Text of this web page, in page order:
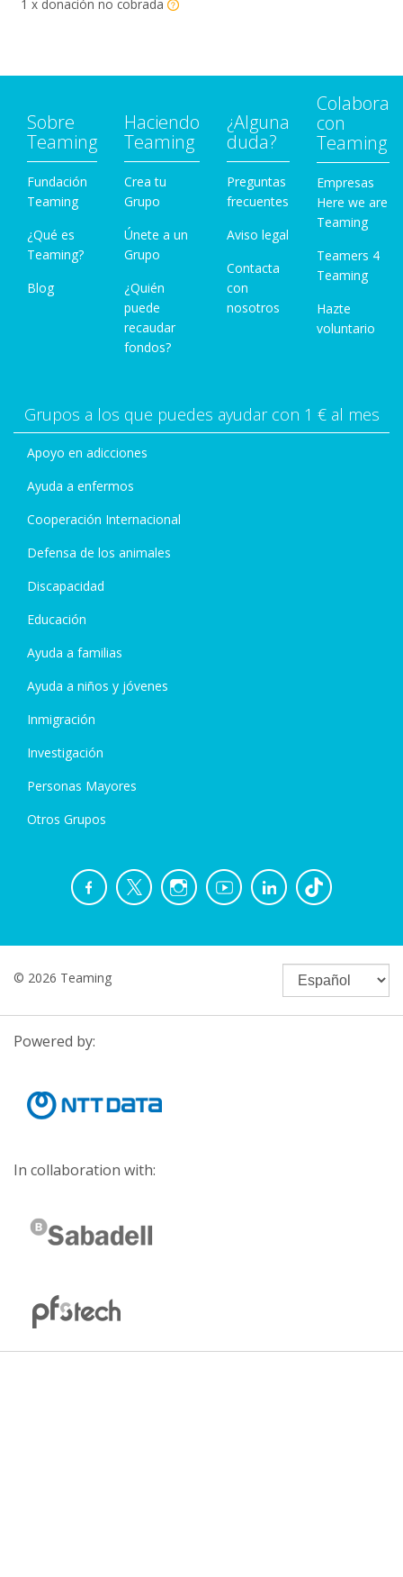
1 x donación no cobrada
Sobre
Teaming
Fundación
Teaming
¿Qué es
Teaming?
Blog
Haciendo
Teaming
Crea tu
Grupo
Únete a un
Grupo
¿Quién
puede
recaudar
fondos?
¿Alguna
duda?
Preguntas
frecuentes
Aviso legal
Contacta
con
nosotros
Colabora
con
Teaming
Empresas
Here we are
Teaming
Teamers 4
Teaming
Hazte
voluntario
Grupos a los que puedes ayudar con 1 € al mes
Apoyo en adicciones
Ayuda a enfermos
Cooperación Internacional
Defensa de los animales
Discapacidad
Educación
Ayuda a familias
Ayuda a niños y jóvenes
Inmigración
Investigación
Personas Mayores
Otros Grupos
© 2026 Teaming
Powered by:
In collaboration with: